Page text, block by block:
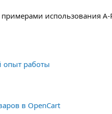
использования A-
опыт работы
в OpenCart